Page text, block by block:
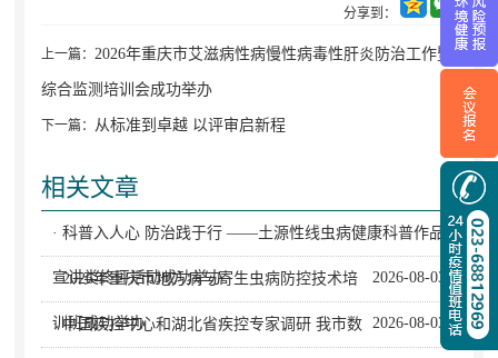
分享到：
上一篇： 2026年重庆市艾滋病性病慢性病毒性肝炎防治工作暨
综合监测培训会成功举办
下一篇： 从标准到卓越 以评审启新程
相关文章
· 科普入人心 防治践于行 ——土源性线虫病健康科普作品
宣讲类终评活动成功举办 2026-08-03
· 2026年重庆市地方病与寄生虫病防控技术培
训班成功举办 2026-08-03
· 中国疾控中心和湖北省疾控专家调研 我市数